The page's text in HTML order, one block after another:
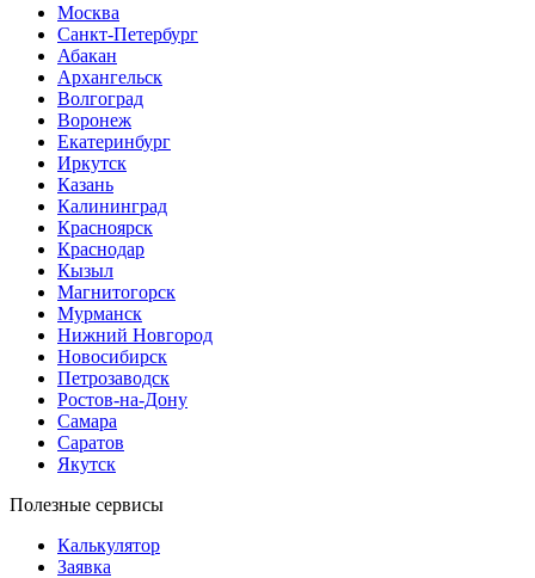
Москва
Санкт-Петербург
Абакан
Архангельск
Волгоград
Воронеж
Екатеринбург
Иркутск
Казань
Калининград
Красноярск
Краснодар
Кызыл
Магнитогорск
Мурманск
Нижний Новгород
Новосибирск
Петрозаводск
Ростов-на-Дону
Самара
Саратов
Якутск
Полезные сервисы
Калькулятор
Заявка